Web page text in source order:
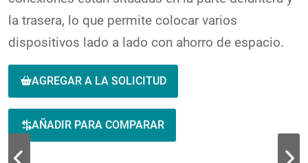
la trasera, lo que permite colocar varios
dispositivos lado a lado con ahorro de espacio.
AGREGAR A LA SOLICITUD
AÑADIR PARA COMPARAR